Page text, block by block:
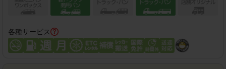
各種サービス